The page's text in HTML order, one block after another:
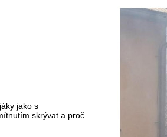
jako s
skrývat a proč